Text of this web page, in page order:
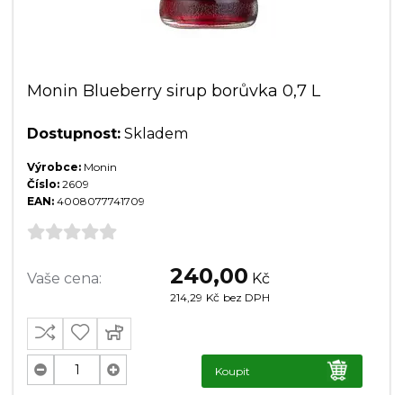
Monin Blueberry sirup borůvka 0,7 L
Dostupnost: Skladem
Výrobce: Monin
Číslo: 2609
EAN: 4008077741709
Vaše cena: 240,00 Kč
214,29 Kč bez DPH
Koupit